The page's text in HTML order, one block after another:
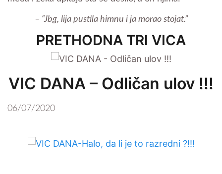
– “Jbg, lija pustila himnu i ja morao stojat.”
PRETHODNA TRI VICA
VIC DANA – Odličan ulov !!!
06/07/2020